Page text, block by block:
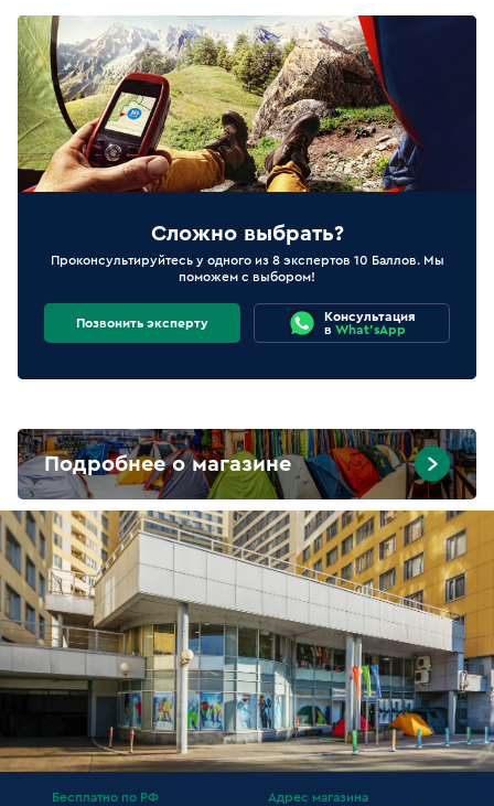
Сложно выбрать?
Проконсультируйтесь у одного из 8 экспертов 10 Баллов. Мы
поможем с выбором!
Позвонить эксперту
Консультация
в What'sApp
Подробнее о магазине
Бесплатно по РФ Адрес магазина